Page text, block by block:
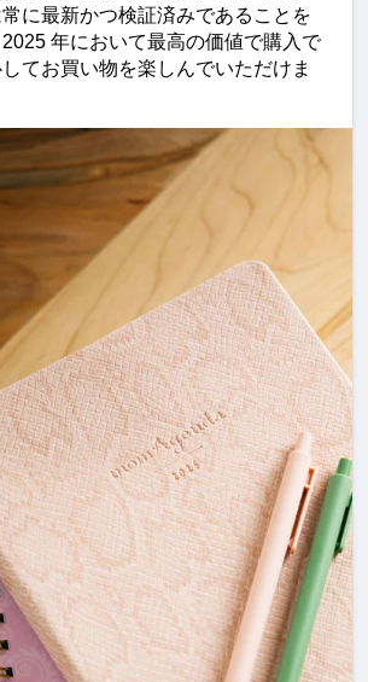
に最新かつ検証済みであることを
年において最高の価値で購入で
てお買い物を楽しんでいただけま